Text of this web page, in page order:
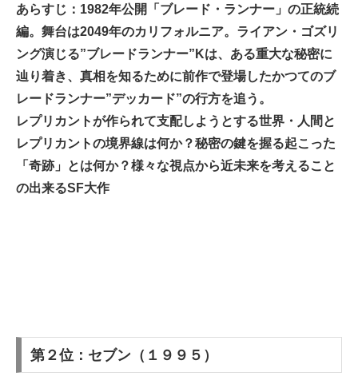
あらすじ：1982年公開「ブレード・ランナー」の正統続
編。舞台は2049年のカリフォルニア。ライアン・ゴズリ
ング演じる”ブレードランナー”Kは、ある重大な秘密に
辿り着き、真相を知るために前作で登場したかつてのブ
レードランナー”デッカード”の行方を追う。
レプリカントが作られて支配しようとする世界・人間と
レプリカントの境界線は何か？秘密の鍵を握る起こった
「奇跡」とは何か？様々な視点から近未来を考えること
の出来るSF大作
第２位：セブン（１９９５）